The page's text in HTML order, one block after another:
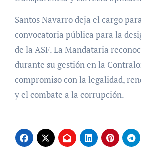
Santos Navarro deja el cargo
convocatoria pública para la
de la ASF. La Mandataria
durante su gestión en la
compromiso con la legalidad,
y el combate a la corrupción.